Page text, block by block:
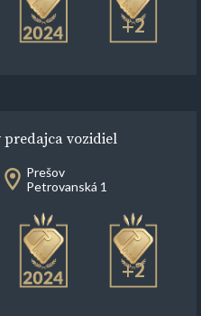
+2
predajca vozidiel
Prešov
Petrovanská 1
+2